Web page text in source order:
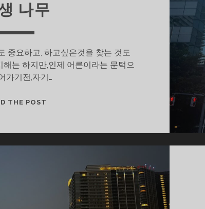
나무
중요하고, 하고싶은것을 찾는 것도
는 하지만,인제 어른이라는 문턱으
가기전,자기…
THE POST